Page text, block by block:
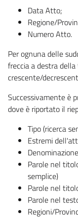
Data Atto;
Regione/
Numero Atto.
Per ognuna delle
freccia a destra
crescente/
Successivamente è
dove è riportato il
Tipo (ricerca
Estremi
Parole nel
semplice)
Parole nel
Parole nel
Regioni/